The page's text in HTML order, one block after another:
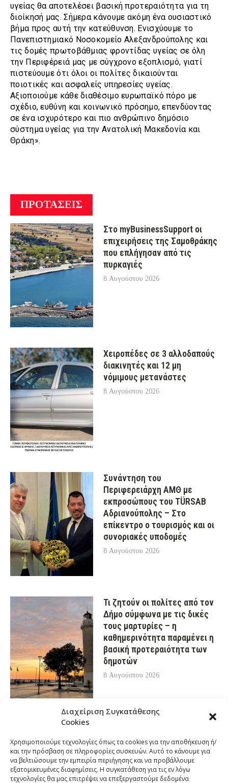
Διαχείριση Συγκατάθεσης
Cookies
Χρησιμοποιούμε τεχνολογίες όπως τα cookies για την αποθήκευση ή/
και την πρόσβαση σε πληροφορίες συσκευών. Αυτό το κάνουμε για
να βελτιώσουμε την εμπειρία περιήγησης και να προβάλλουμε
εξατομικευμένες διαφημίσεις. Η συγκατάθεση για τις εν λόγω
τεχνολογίες θα μας επιτρέψει να επεξεργαστούμε δεδομένα
υγείας θα αποτελέσει βασική προτεραιότητα για τη
διοίκησή μας. Σήμερα κάνουμε ακόμη ένα ουσιαστικό
βήμα προς αυτή την κατεύθυνση. Ενισχύουμε το
Πανεπιστημιακό Νοσοκομείο Αλεξανδρούπολης και
τις δομές πρωτοβάθμιας φροντίδας υγείας σε όλη
την Περιφέρειά μας με σύγχρονο εξοπλισμό, γιατί
πιστεύουμε ότι όλοι οι πολίτες δικαιούνται
ποιοτικές και ασφαλείς υπηρεσίες υγείας.
Αξιοποιούμε κάθε διαθέσιμο ευρωπαϊκό πόρο με
σχέδιο, ευθύνη και κοινωνικό πρόσημο, επενδύοντας
σε ένα ισχυρότερο και πιο ανθρώπινο δημόσιο
σύστημα υγείας για την Ανατολική Μακεδονία και
Θράκη».
ΠΡΟΤΑΣΕΙΣ
Στο myBusinessSupport οι
επιχειρήσεις της Σαμοθράκης
που επλήγησαν από τις
πυρκαγιές
8 Αυγούστου 2026
Χειροπέδες σε 3 αλλοδαπούς
διακινητές και 12 μη
νόμιμους μετανάστες
8 Αυγούστου 2026
Συνάντηση του
Περιφερειάρχη ΑΜΘ με
εκπροσώπους του TÜRSAB
Αδριανούπολης – Στο
επίκεντρο ο τουρισμός και οι
συνοριακές υποδομές
8 Αυγούστου 2026
Τι ζητούν οι πολίτες από τον
Δήμο σύμφωνα με τις δικές
τους μαρτυρίες – η
καθημερινότητα παραμένει η
βασική προτεραιότητα των
δημοτών
8 Αυγούστου 2026